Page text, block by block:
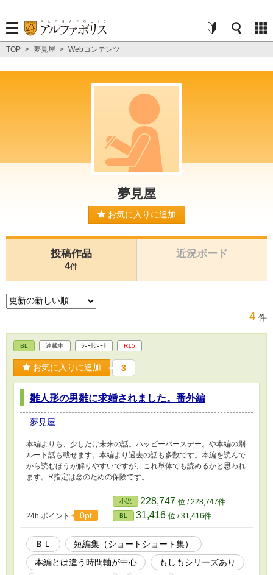
TOP > 夢見屋 > Webコンテンツ
夢見屋
お気に入りに追加
投稿作品
4件
近況ボード
4 件
BL 連載中 ｼｮｰﾄｼｮｰﾄ R15
お気に入りに追加 3
雛人形の男雛に求婚されました。番外編
夢見屋
本編よりも、少しだけ未来の話。ハッピーバースデー。や本編の別
ルート話も載せます。本編より過去の話も多数です。本編を読んで
から読むほうが解りやすいですが、これ単体でも読めるかと思われ
ます。R指定は念のための保険です。
24h.ポイント 0pt
小説 228,747 位 / 228,747件
BL 31,416 位 / 31,416件
ＢＬ
短編集（ショートショート集）
本編とは違う時間軸が中心
もしもシリーズあり